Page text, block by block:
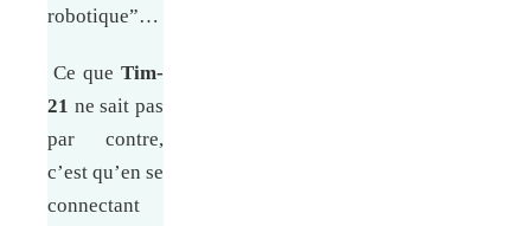
robotique”…
Ce que Tim-
21 ne sait pas
par contre,
c’est qu’en se
connectant